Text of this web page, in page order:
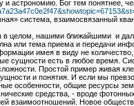
и астрономию. Бог тем понятнее,
система, взаимосвязанный
целом, нашими ближайшими и
или тема приема и передачи
имея в виду не
сущности есть в любое время.
Простой пример живая
и понятия. И если мы
особенности, общие ресурсы
средства, - вроде
взаимоотношений. Новое